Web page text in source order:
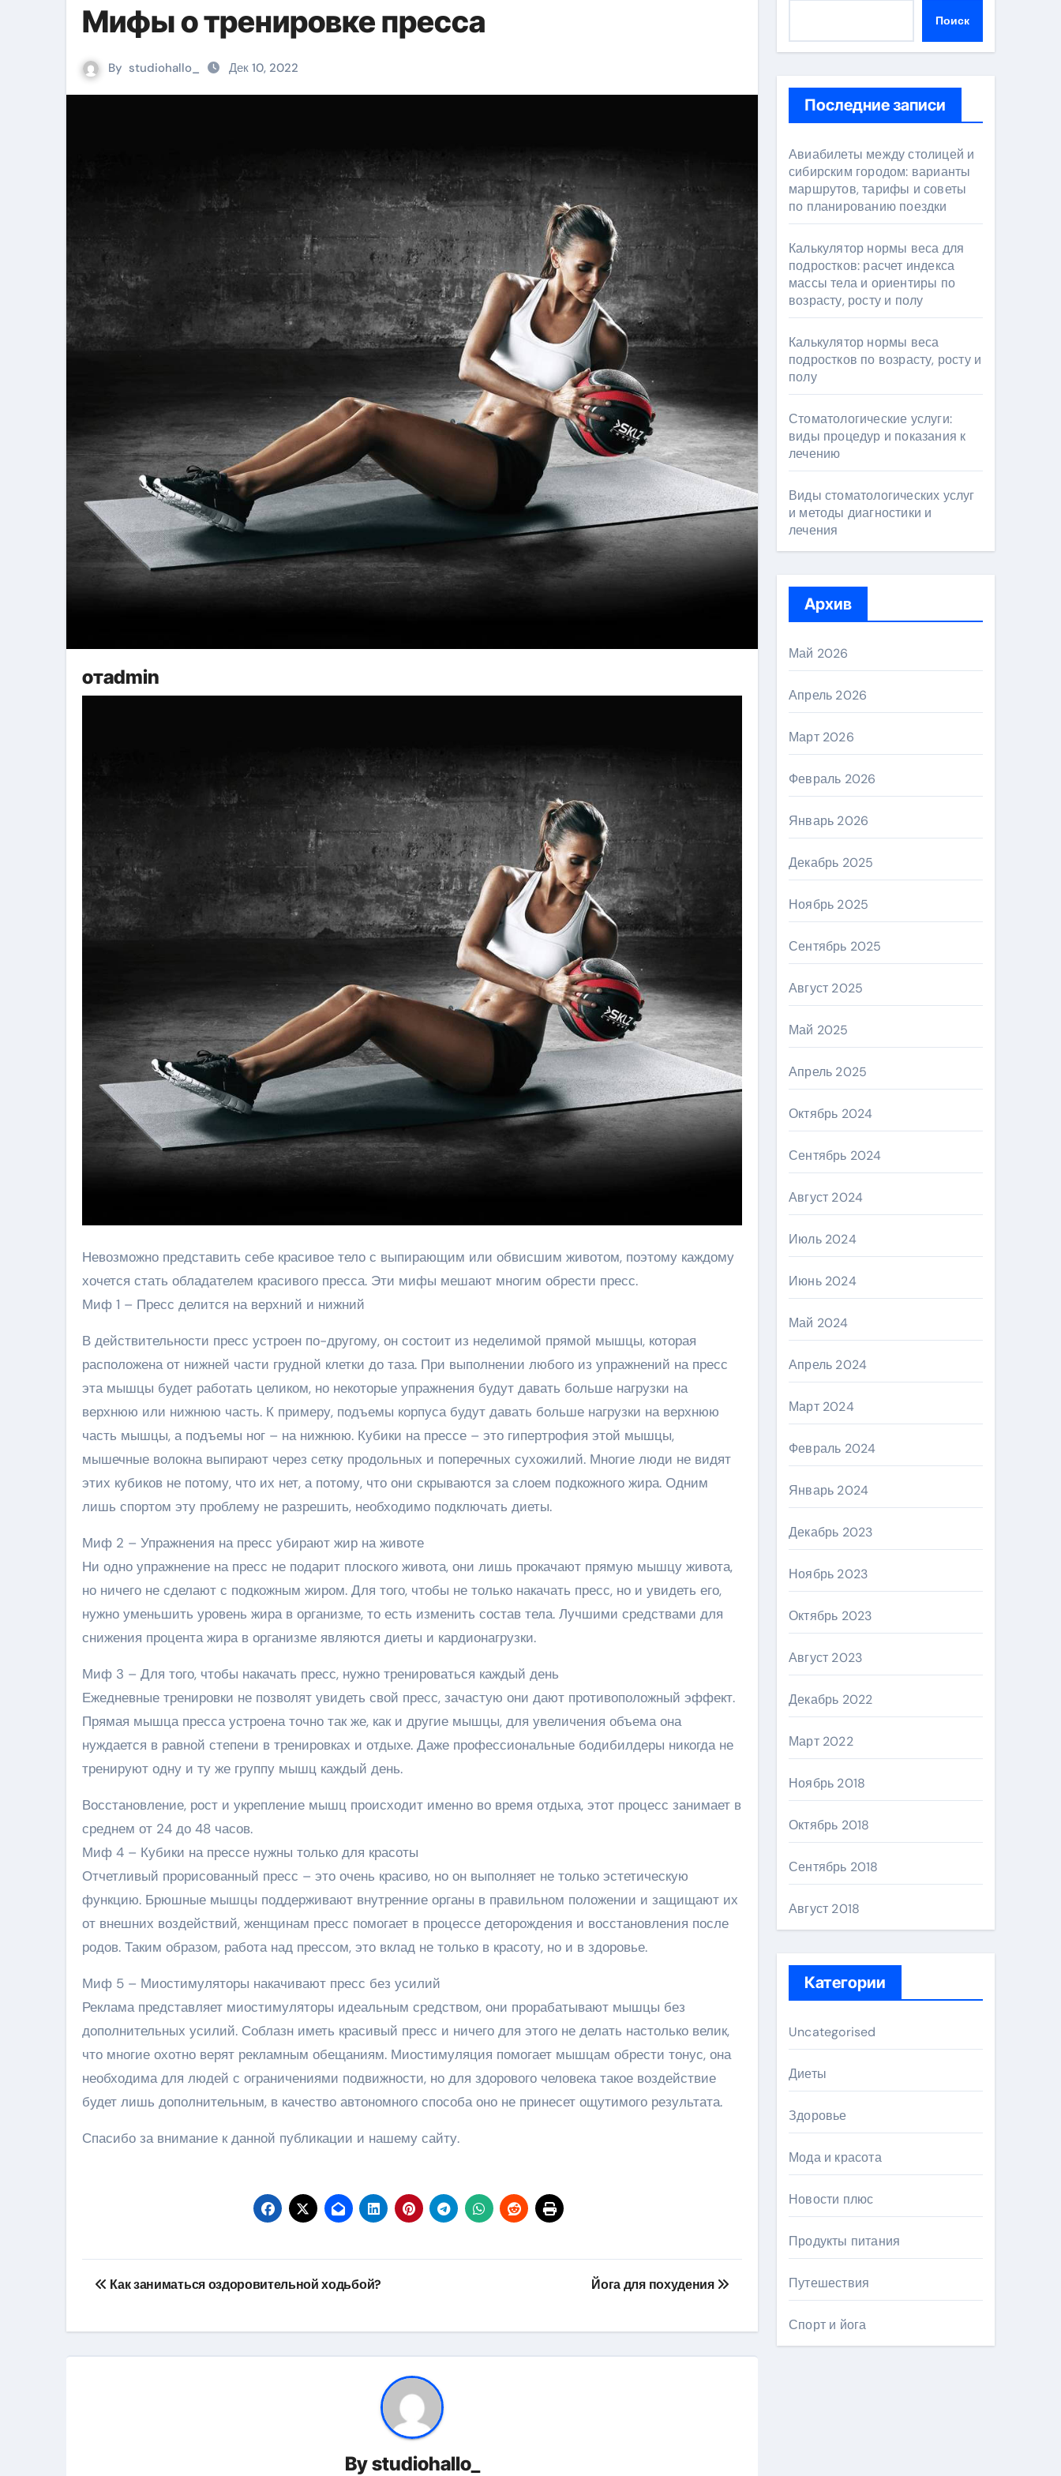
Мифы о тренировке пресса
By studiohallo_ Дек 10, 2022
отadmin
Невозможно представить себе красивое тело с выпирающим или обвисшим животом, поэтому каждому
хочется стать обладателем красивого пресса. Эти мифы мешают многим обрести пресс.
Миф 1 – Пресс делится на верхний и нижний
В действительности пресс устроен по-другому, он состоит из неделимой прямой мышцы, которая
расположена от нижней части грудной клетки до таза. При выполнении любого из упражнений на пресс
эта мышцы будет работать целиком, но некоторые упражнения будут давать больше нагрузки на
верхнюю или нижнюю часть. К примеру, подъемы корпуса будут давать больше нагрузки на верхнюю
часть мышцы, а подъемы ног – на нижнюю. Кубики на прессе – это гипертрофия этой мышцы,
мышечные волокна выпирают через сетку продольных и поперечных сухожилий. Многие люди не видят
этих кубиков не потому, что их нет, а потому, что они скрываются за слоем подкожного жира. Одним
лишь спортом эту проблему не разрешить, необходимо подключать диеты.
Миф 2 – Упражнения на пресс убирают жир на животе
Ни одно упражнение на пресс не подарит плоского живота, они лишь прокачают прямую мышцу живота,
но ничего не сделают с подкожным жиром. Для того, чтобы не только накачать пресс, но и увидеть его,
нужно уменьшить уровень жира в организме, то есть изменить состав тела. Лучшими средствами для
снижения процента жира в организме являются диеты и кардионагрузки.
Миф 3 – Для того, чтобы накачать пресс, нужно тренироваться каждый день
Ежедневные тренировки не позволят увидеть свой пресс, зачастую они дают противоположный эффект.
Прямая мышца пресса устроена точно так же, как и другие мышцы, для увеличения объема она
нуждается в равной степени в тренировках и отдыхе. Даже профессиональные бодибилдеры никогда не
тренируют одну и ту же группу мышц каждый день.
Восстановление, рост и укрепление мышц происходит именно во время отдыха, этот процесс занимает в
среднем от 24 до 48 часов.
Миф 4 – Кубики на прессе нужны только для красоты
Отчетливый прорисованный пресс – это очень красиво, но он выполняет не только эстетическую
функцию. Брюшные мышцы поддерживают внутренние органы в правильном положении и защищают их
от внешних воздействий, женщинам пресс помогает в процессе деторождения и восстановления после
родов. Таким образом, работа над прессом, это вклад не только в красоту, но и в здоровье.
Миф 5 – Миостимуляторы накачивают пресс без усилий
Реклама представляет миостимуляторы идеальным средством, они прорабатывают мышцы без
дополнительных усилий. Соблазн иметь красивый пресс и ничего для этого не делать настолько велик,
что многие охотно верят рекламным обещаниям. Миостимуляция помогает мышцам обрести тонус, она
необходима для людей с ограничениями подвижности, но для здорового человека такое воздействие
будет лишь дополнительным, в качество автономного способа оно не принесет ощутимого результата.
Спасибо за внимание к данной публикации и нашему сайту.
Навигация
записям
Как заниматься оздоровительной ходьбой? Йога для похудения
Bystudiohallo_
Поиск
Последние записи
Авиабилеты между столицей и
сибирским городом: варианты
маршрутов, тарифы и советы
по планированию поездки
Калькулятор нормы веса для
подростков: расчет индекса
массы тела и ориентиры по
возрасту, росту и полу
Калькулятор нормы веса
подростков по возрасту, росту и
полу
Стоматологические услуги:
виды процедур и показания к
лечению
Виды стоматологических услуг
и методы диагностики и
лечения
Архив
Май 2026
Апрель 2026
Март 2026
Февраль 2026
Январь 2026
Декабрь 2025
Ноябрь 2025
Сентябрь 2025
Август 2025
Май 2025
Апрель 2025
Октябрь 2024
Сентябрь 2024
Август 2024
Июль 2024
Июнь 2024
Май 2024
Апрель 2024
Март 2024
Февраль 2024
Январь 2024
Декабрь 2023
Ноябрь 2023
Октябрь 2023
Август 2023
Декабрь 2022
Март 2022
Ноябрь 2018
Октябрь 2018
Сентябрь 2018
Август 2018
Категории
Uncategorised
Диеты
Здоровье
Мода и красота
Новости плюс
Продукты питания
Путешествия
Спорт и йога